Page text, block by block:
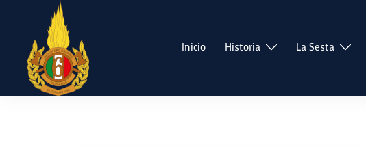
contenido
Inicio Historia La Sesta